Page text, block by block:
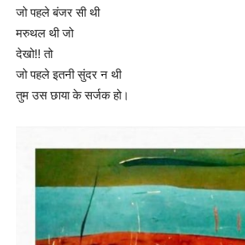
जो पहले बंजर सी थी
मरुथल थी जो
देखो!! तो
जो पहले इतनी सुंदर न थी
तुम उस छाया के सर्जक हो।